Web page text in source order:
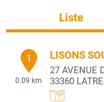
Liste
1
0.09 km
LISONS
27 AVENUE
33360